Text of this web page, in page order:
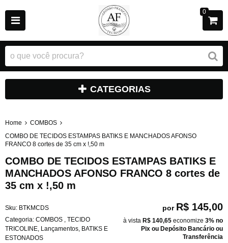
0
CATEGORIAS
Home
COMBOS
COMBO DE TECIDOS ESTAMPAS BATIKS E MANCHADOS AFONSO
FRANCO 8 cortes de 35 cm x !,50 m
COMBO DE TECIDOS ESTAMPAS BATIKS E
MANCHADOS AFONSO FRANCO 8 cortes de
35 cm x !,50 m
Sku: BTKMCDS
Categoria: COMBOS
TECIDO
TRICOLINE Lançamentos BATIKS E
ESTONADOS
por R$ 145,00
à vista R$ 140,65 economize 3% no
Pix ou Depósito Bancário ou
Transferência